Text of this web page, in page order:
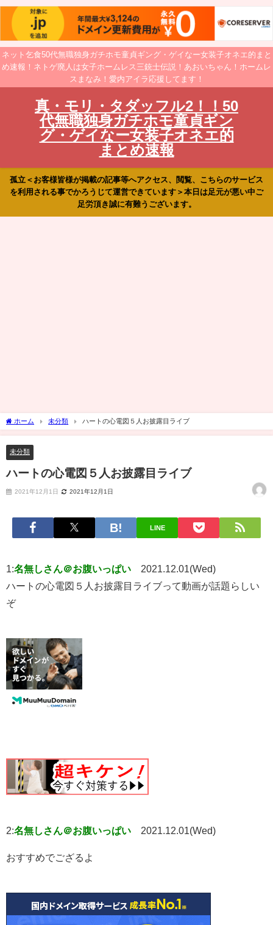
ネット乞食50代無職独身ガチホモ童貞ギング・ゲイなー女装子オネエ的まと
め速報！ネトゲ廃人は女子ホームレス三銃士伝説！あおいちゃん！ホームレ
スまなみ！愛内アイラ応援してます！
真・モリ・タダッフル2！！50
代無職独身ガチホモ童貞ギン
グ・ゲイなー女装子オネエ的
まとめ速報
孤立＜お客様皆様が掲載の記事等へアクセス、閲覧、こちらのサービス
を利用される事でかろうじて運営できています＞本日は足元が悪い中ご
足労頂き誠に有難うございます。
ホーム 未分類 ハートの心電図５人お披露目ライブ
未分類
ハートの心電図５人お披露目ライブ
2021年12月1日 2021年12月1日
LINE
1:名無しさん＠お腹いっぱい
2021.12.01(Wed)
ハートの心電図５人お披露目ライブって動画が話題らしい
ぞ
2:名無しさん＠お腹いっぱい 2021.12.01(Wed)
おすすめでござるよ